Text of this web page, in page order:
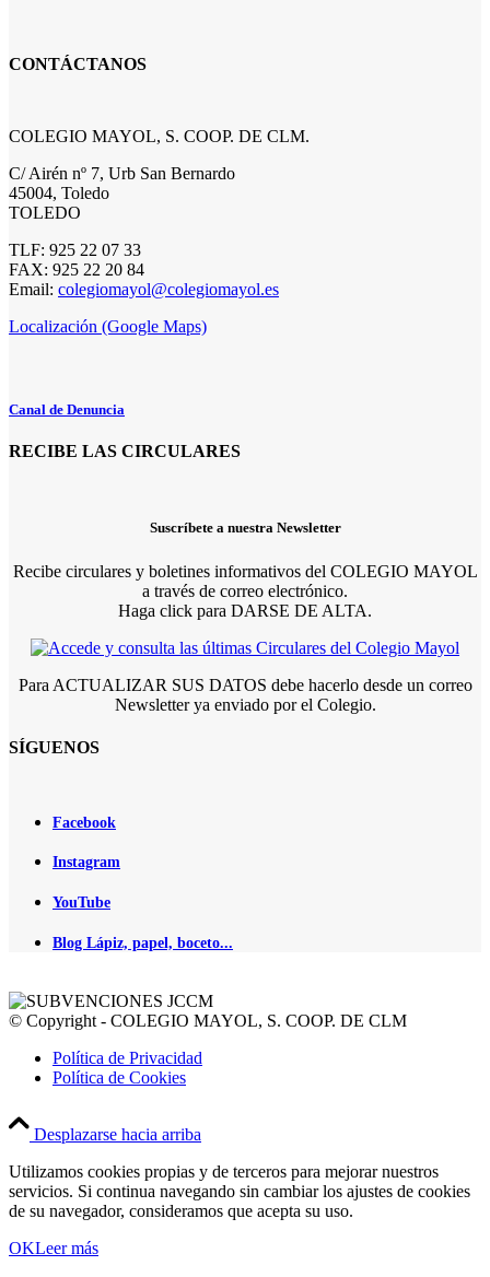
CONTÁCTANOS
COLEGIO MAYOL, S. COOP. DE CLM.
C/ Airén nº 7, Urb San Bernardo
45004, Toledo
TOLEDO
TLF: 925 22 07 33
FAX: 925 22 20 84
Email: colegiomayol@colegiomayol.es
Localización (Google Maps)
Canal de Denuncia
RECIBE LAS CIRCULARES
Suscríbete a nuestra Newsletter
Recibe circulares y boletines informativos del COLEGIO MAYOL
a través de correo electrónico.
Haga click para DARSE DE ALTA.
Para ACTUALIZAR SUS DATOS debe hacerlo desde un correo
Newsletter ya enviado por el Colegio.
SÍGUENOS
Facebook
Instagram
YouTube
Blog Lápiz, papel, boceto...
© Copyright - COLEGIO MAYOL, S. COOP. DE CLM
Política de Privacidad
Política de Cookies
Desplazarse hacia arriba
Utilizamos cookies propias y de terceros para mejorar nuestros
servicios. Si continua navegando sin cambiar los ajustes de cookies
de su navegador, consideramos que acepta su uso.
OKLeer más